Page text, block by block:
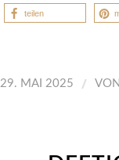
teilen
29. MAI 2025 / VON